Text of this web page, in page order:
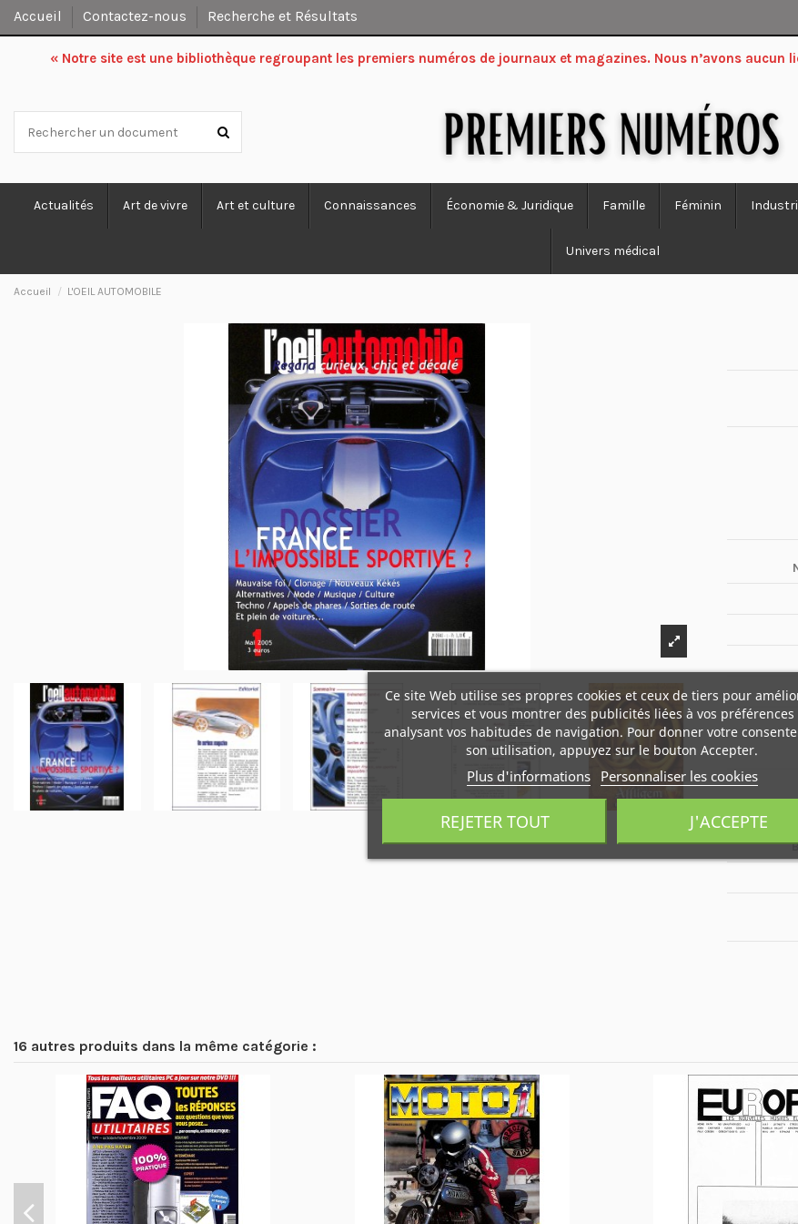
Accueil Contactez-nous Recherche et Résultats
« Notre site est une bibliothèque regroupant les premiers numéros de journaux et magazines. Nous n’avons aucun
Actualités Art de vivre Art et culture Connaissances Économie & Juridique Famille Féminin
Univers médical
Accueil L'OEIL AUTOMOBILE
16 autres produits dans la même catégorie :
Ce site Web utilise ses propres cookies et ceux de tiers pour
services et vous montrer des publicités liées à vos préférences
analysant vos habitudes de navigation. Pour donner votre
son utilisation, appuyez sur le bouton Accepter.
Plus d'informations Personnaliser les cookies
REJETER TOUT J'ACCEPTE